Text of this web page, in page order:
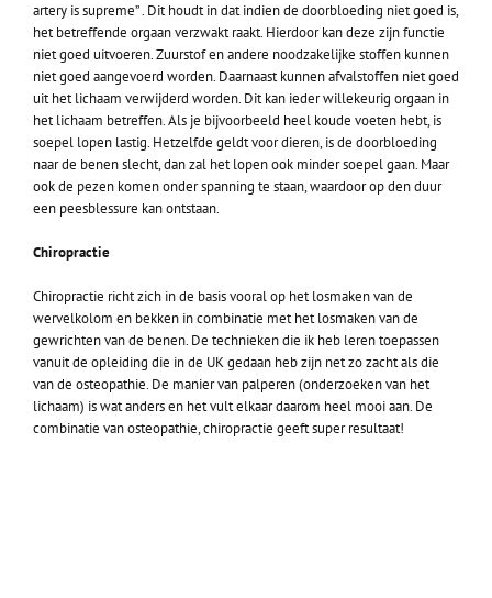
artery is supreme” . Dit houdt in dat indien de doorbloeding niet goed is,
het betreffende orgaan verzwakt raakt. Hierdoor kan deze zijn functie
niet goed uitvoeren. Zuurstof en andere noodzakelijke stoffen kunnen
niet goed aangevoerd worden. Daarnaast kunnen afvalstoffen niet goed
uit het lichaam verwijderd worden. Dit kan ieder willekeurig orgaan in
het lichaam betreffen. Als je bijvoorbeeld heel koude voeten hebt, is
soepel lopen lastig. Hetzelfde geldt voor dieren, is de doorbloeding
naar de benen slecht, dan zal het lopen ook minder soepel gaan. Maar
ook de pezen komen onder spanning te staan, waardoor op den duur
een peesblessure kan ontstaan.
Chiropractie
Chiropractie richt zich in de basis vooral op het losmaken van de
wervelkolom en bekken in combinatie met het losmaken van de
gewrichten van de benen. De technieken die ik heb leren toepassen
vanuit de opleiding die in de UK gedaan heb zijn net zo zacht als die
van de osteopathie. De manier van palperen (onderzoeken van het
lichaam) is wat anders en het vult elkaar daarom heel mooi aan. De
combinatie van osteopathie, chiropractie geeft super resultaat!